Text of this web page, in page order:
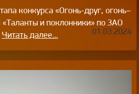
конкурса «Огонь-друг, огонь–
«Таланты и поклонники» по ЗАО
Читать далее...
01.03.2024